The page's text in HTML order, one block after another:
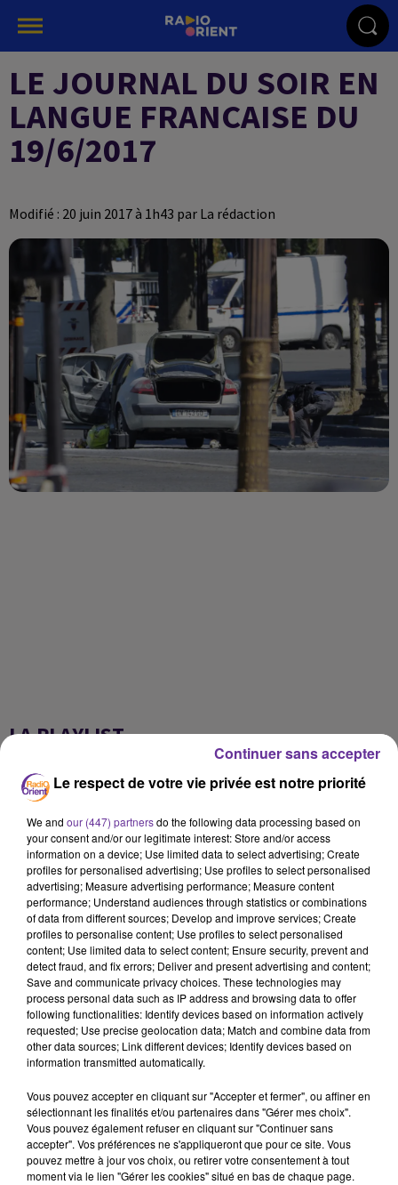
LE JOURNAL DU SOIR EN
LANGUE FRANCAISE DU
19/6/2017
Modifié : 20 juin 2017 à 1h43 par La rédaction
LA PLAYLIST
4h05
4h05
HICHAM AL HAJ
Aloha
MOHA K
Allo 2025
KARIM JABER
La Trouh We
Tenssani 2016
ÉCOUTER
MOMENT
Pacte de
défense
Le respect de votre vie privée est notre priorité
We and our (447) partnersdo the following data processing based on
your consent and/or our legitimate interest: Store and/or access
information on a device; Use limited data to select advertising; Create
profiles for personalised advertising; Use profiles to select personalised
advertising; Measure advertising performance; Measure content
performance; Understand audiences through statistics or combinations
of data from different sources; Develop and improve services; Create
profiles to personalise content; Use profiles to select personalised
content; Use limited data to select content; Ensure security, prevent and
detect fraud, and fix errors; Deliver and present advertising and content;
Save and communicate privacy choices. These technologies may
process personal data such as IP address and browsing data to offer
following functionalities: Identify devices based on information actively
requested; Use precise geolocation data; Match and combine data from
other data sources; Link different devices; Identify devices based on
information transmitted automatically.
Vous pouvez accepter en cliquant sur "Accepter et fermer", ou affiner en
sélectionnant les finalités et/ou partenaires dans "Gérer mes choix".
Vous pouvez également refuser en cliquant sur "Continuer sans
accepter". Vos préférences ne s'appliqueront que pour ce site. Vous
pouvez mettre à jour vos choix, ou retirer votre consentement à tout
moment via le lien "Gérer les cookies" situé en bas de chaque page.
Continuer sans accepter